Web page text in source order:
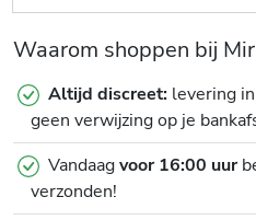
Waarom shoppen bij
Altijd discreet: levering
geen verwijzing op je
Vandaagvoor 16:00 uur
verzonden!